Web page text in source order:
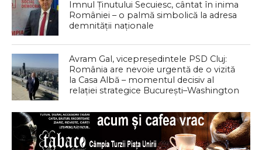
Imnul Ținutului Secuiesc, cântat în inima
României – o palmă simbolică la adresa
demnității naționale
Avram Gal, vicepreședintele PSD Cluj:
România are nevoie urgentă de o vizită
la Casa Albă – momentul decisiv al
relaţiei strategice București–Washington